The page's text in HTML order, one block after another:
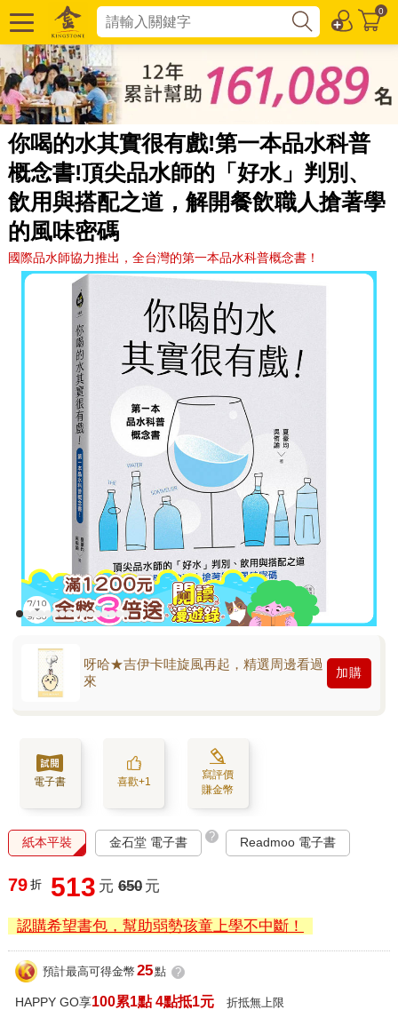
0
你喝的水其實很有戲!第一本品水科普
概念書!頂尖品水師的「好水」判別、
飲用與搭配之道，解開餐飲職人搶著學
的風味密碼
國際品水師協力推出，全台灣的第一本品水科普概念書！
呀哈★吉伊卡哇旋風再起，精選周邊看過
來
加購
電子書 喜歡+1
寫評價
賺金幣
紙本平裝 金石堂 電子書 ? Readmoo 電子書
79 折 513 元 650 元
認購希望書包，幫助弱勢孩童上學不中斷！
預計最高可得金幣 25點 ?
HAPPY GO享100累1點 4點抵1元 折抵無上限